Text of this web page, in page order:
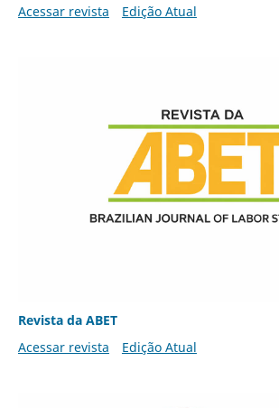
Acessar revista Edição Atual
Revista da ABET
Acessar revista
Edição Atual